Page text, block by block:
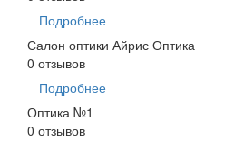
Подробнее
Салон оптики Айрис Оптика
0 отзывов
Подробнее
Оптика №1
0 отзывов